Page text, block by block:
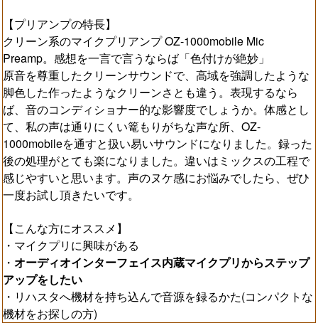
【プリアンプの特長】
クリーン系のマイクプリアンプ OZ-1000mobile Mic
Preamp。感想を一言で言うならば「色付けが絶妙」
原音を尊重したクリーンサウンドで、高域を強調したような
脚色した作ったようなクリーンさとも違う。表現するなら
ば、音のコンディショナー的な影響度でしょうか。体感とし
て、私の声は通りにくい篭もりがちな声な所、OZ-
1000mobileを通すと扱い易いサウンドになりました。録った
後の処理がとても楽になりました。違いはミックスの工程で
感じやすいと思います。声のヌケ感にお悩みでしたら、ぜひ
一度お試し頂きたいです。
【こんな方にオススメ】
・マイクプリに興味がある
・ オーディオインターフェイス内蔵マイクプリからステップ
アップをしたい
・リハスタへ機材を持ち込んで音源を録るかた(コンパクトな
機材をお探しの方)